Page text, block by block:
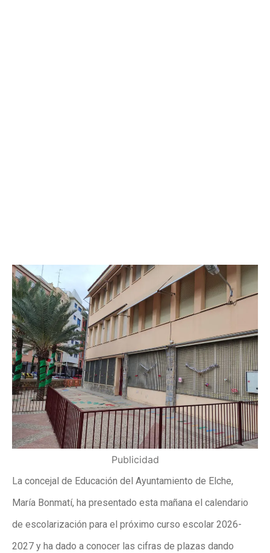
Publicidad
La concejal de Educación del Ayuntamiento de Elche,
María Bonmatí, ha presentado esta mañana el calendario
de escolarización para el próximo curso escolar 2026-
2027 y ha dado a conocer las cifras de plazas dando